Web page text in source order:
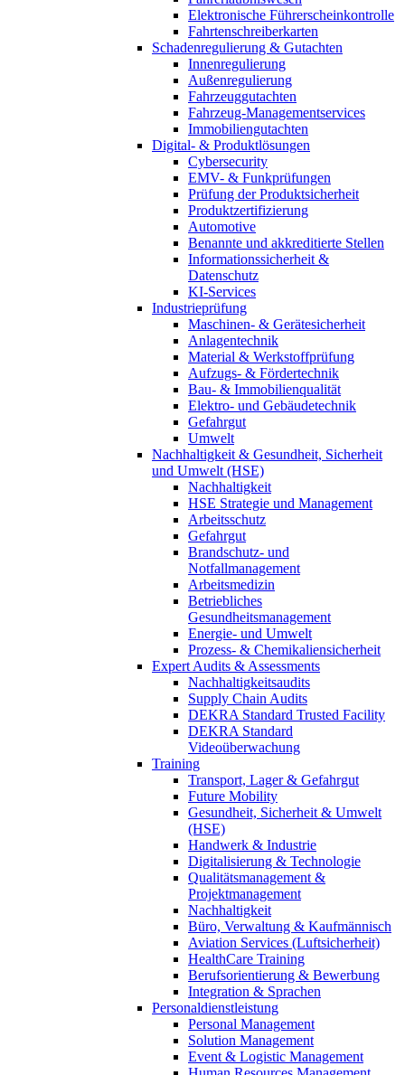
Elektronische Führerscheinkontrolle
Fahrtenschreiberkarten
Schadenregulierung & Gutachten
Innenregulierung
Außenregulierung
Fahrzeuggutachten
Fahrzeug-Managementservices
Immobiliengutachten
Digital- & Produktlösungen
Cybersecurity
EMV- & Funkprüfungen
Prüfung der Produktsicherheit
Produktzertifizierung
Automotive
Benannte und akkreditierte Stellen
Informationssicherheit &
Datenschutz
KI-Services
Industrieprüfung
Maschinen- & Gerätesicherheit
Anlagentechnik
Material & Werkstoffprüfung
Aufzugs- & Fördertechnik
Bau- & Immobilienqualität
Elektro- und Gebäudetechnik
Gefahrgut
Umwelt
Nachhaltigkeit & Gesundheit, Sicherheit
und Umwelt (HSE)
Nachhaltigkeit
HSE Strategie und Management
Arbeitsschutz
Gefahrgut
Brandschutz- und
Notfallmanagement
Arbeitsmedizin
Betriebliches
Gesundheitsmanagement
Energie- und Umwelt
Prozess- & Chemikaliensicherheit
Expert Audits & Assessments
Nachhaltigkeitsaudits
Supply Chain Audits
DEKRA Standard Trusted Facility
DEKRA Standard
Videoüberwachung
Training
Transport, Lager & Gefahrgut
Future Mobility
Gesundheit, Sicherheit & Umwelt
(HSE)
Handwerk & Industrie
Digitalisierung & Technologie
Qualitätsmanagement &
Projektmanagement
Nachhaltigkeit
Büro, Verwaltung & Kaufmännisch
Aviation Services (Luftsicherheit)
HealthCare Training
Berufsorientierung & Bewerbung
Integration & Sprachen
Personaldienstleistung
Personal Management
Solution Management
Event & Logistic Management